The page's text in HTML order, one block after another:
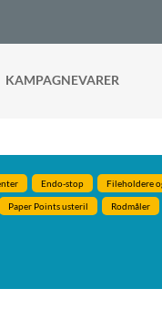
KAMPAGNEVARER
Endo-stop Fileholdere
Paper Points usteril Rodmåler